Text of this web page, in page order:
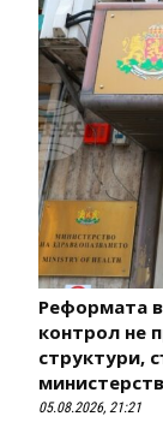
Реформата
контрол не
структури,
05.08.2026, 21:21